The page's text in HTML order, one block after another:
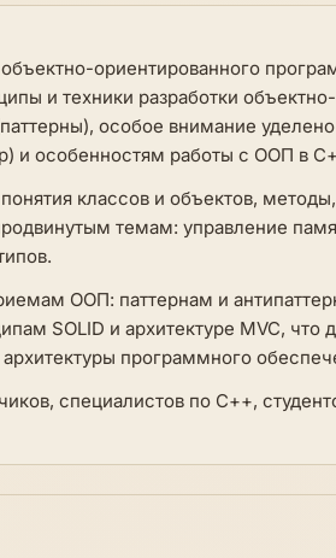
ориентированного
и техники разработки
особое внимание
и особенностям работы с ООП в
классов и объектов,
темам: управление
ООП: паттернам и
SOLID и архитектуре MVC,
программного
специалистов по С++,